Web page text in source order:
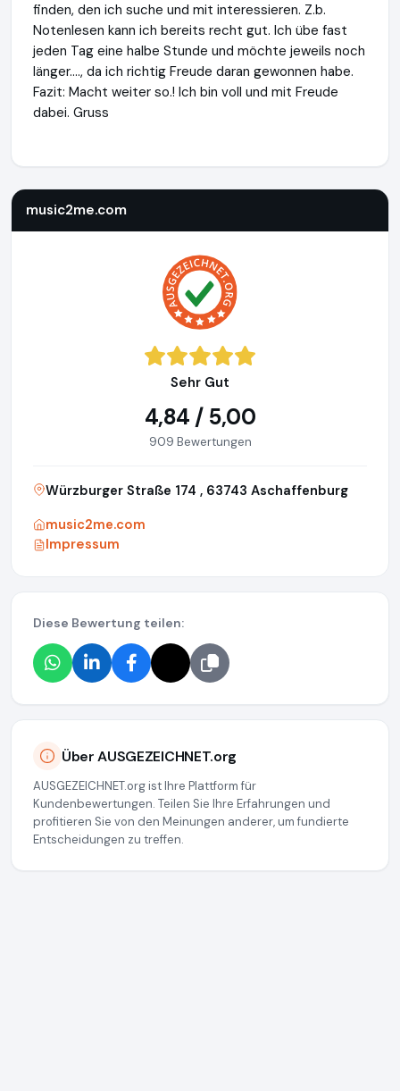
finden, den ich suche und mit interessieren. Z.b.
Notenlesen kann ich bereits recht gut. Ich übe fast
jeden Tag eine halbe Stunde und möchte jeweils noch
länger...., da ich richtig Freude daran gewonnen habe.
Fazit: Macht weiter so.! Ich bin voll und mit Freude
dabei. Gruss
music2me.com
Sehr Gut
4,84 / 5,00
909 Bewertungen
Würzburger Straße 174 , 63743 Aschaffenburg
music2me.com
Impressum
Diese Bewertung teilen:
Über AUSGEZEICHNET.org
AUSGEZEICHNET.org ist Ihre Plattform für
Kundenbewertungen. Teilen Sie Ihre Erfahrungen und
profitieren Sie von den Meinungen anderer, um fundierte
Entscheidungen zu treffen.